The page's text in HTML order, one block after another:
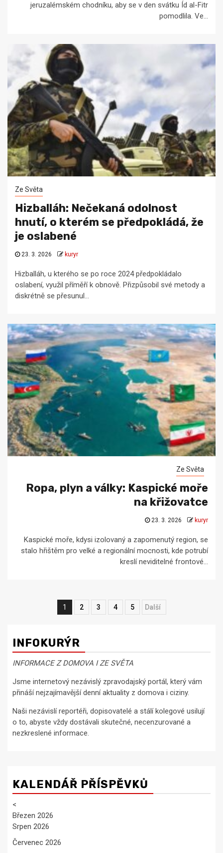
jeruzalémském chodníku, aby se v den svátku Íd al-Fitr
pomodlila. Ve...
Ze Světa
Hizballáh: Nečekaná odolnost
hnutí, o kterém se předpokládá, že
je oslabené
23. 3. 2026 kuryr
Hizballáh, u kterého se po roce 2024 předpokládalo
oslabení, využil příměří k obnově. Přizpůsobil své metody a
diskrétně se přesunul...
Ze Světa
Ropa, plyn a války: Kaspické moře
na křižovatce
23. 3. 2026 kuryr
Kaspické moře, kdysi izolovaný a zapomenutý region, se
stalo hřištěm pro velké a regionální mocnosti, kde potrubí
kreslí neviditelné frontové...
Navigace
příspěvky
1 2 3 4 5
INFOKURÝR
INFORMACE Z DOMOVA I ZE SVĚTA
Jsme internetový nezávislý zpravodajský portál, který vám
přináší nejzajímavější denní aktuality z domova i ciziny.
Naši nezávislí reportéři, dopisovatelé a stálí kolegové usilují
o to, abyste vždy dostávali skutečné, necenzurované a
nezkreslené informace.
KALENDÁŘ PŘÍSPĚVKŮ
<
Březen 2026
Srpen 2026
Červenec 2026